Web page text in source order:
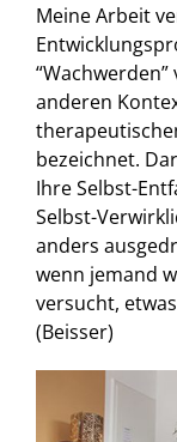
Meine Arbeit
anderen
bezeichnet.
Ihre Selbst-
Selbst-
anders
wenn jemand
versucht,
(Beisser)